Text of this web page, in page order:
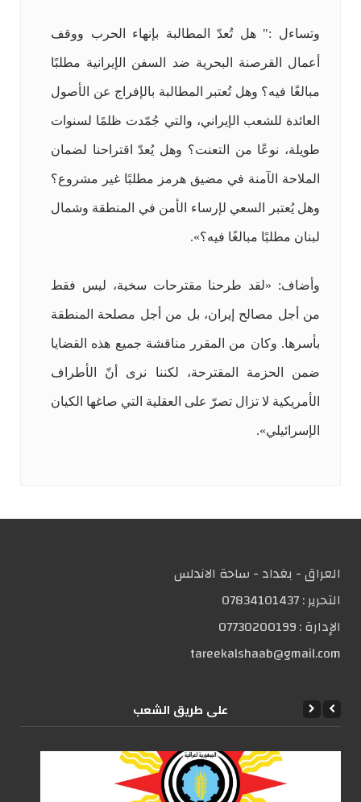
وتساءل :" هل تُعدّ المطالبة بإنهاء الحرب ووقف
أعمال القرصنة البحرية ضد السفن الإيرانية مطلبًا
مبالغًا فيه؟ وهل تُعتبر المطالبة بالإفراج عن الأصول
العائدة للشعب الإيراني، والتي جُمّدت ظلمًا لسنوات
طويلة، نوعًا من التعنت؟ وهل يُعدّ اقتراحنا لضمان
الملاحة الآمنة في مضيق هرمز مطلبًا غير مشروع؟
وهل يُعتبر السعي لإرساء الأمن في المنطقة وشمال
لبنان مطلبًا مبالغًا فيه؟».
وأضاف: «لقد طرحنا مقترحات سخية، ليس فقط
من أجل مصالح إيران، بل من أجل مصلحة المنطقة
بأسرها. وكان من المقرر مناقشة جميع هذه القضايا
ضمن الحزمة المقترحة، لكننا نرى أنّ الأطراف
الأمريكية لا تزال تصرّ على العقلية التي صاغها الكيان
الإسرائيلي».
العراق - بغداد - ساحة الاندلس
التحریر :07834101437
الإدارة :07730200199
tareekalshaab@gmail.com
علی طریق الشعب